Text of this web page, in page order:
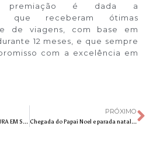
premiação é dada a
que receberam ótimas
de viagens, com base em
12 meses, e que sempre
com a excelência em
TEATRO MOISE SAFRA INAUGURA EM SÃO PAULO COM PEÇA INFANTO-JUVENIL NO DIA DA CONSCIÊNCIA NEGRA
PRÓXIMO
Chegada do Papai Noel e parada natalina no Cantareira Norte Shopping dia 11 de novembro às 14h